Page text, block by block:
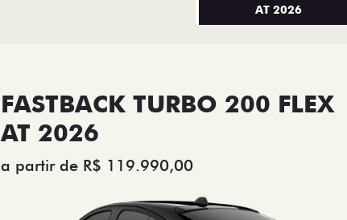
AT 2026
FASTBACK TURBO 200 FLEX
AT 2026
a partir de R$ 119.990,00